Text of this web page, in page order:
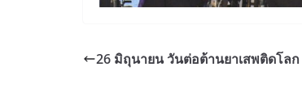
26 มิถุนายน วันต่อต้านยาเสพติดโลก